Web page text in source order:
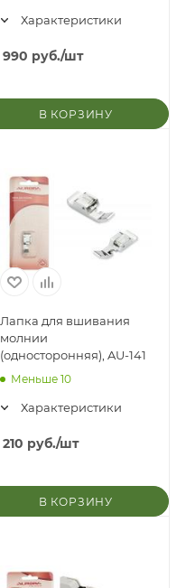
Характеристики
990 руб./шт
В КОРЗИНУ
Лапка для вшивания
молнии
(односторонняя), AU-141
Меньше 10
Характеристики
210 руб./шт
В КОРЗИНУ